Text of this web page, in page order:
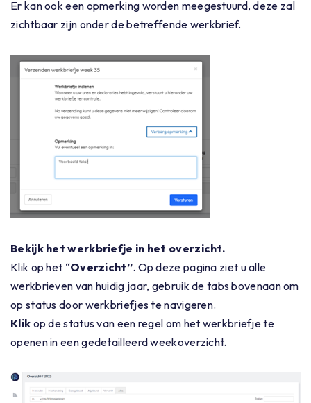
Er kan ook een opmerking worden meegestuurd, deze zal
zichtbaar zijn onder de betreffende werkbrief.
Bekijk het werkbriefje in het overzicht.
Klik op het “Overzicht”. Op deze pagina ziet u alle
werkbrieven van huidig jaar, gebruik de tabs bovenaan om
op status door werkbriefjes te navigeren.
Klik op de status van een regel om het werkbriefje te
openen in een gedetailleerd weekoverzicht.